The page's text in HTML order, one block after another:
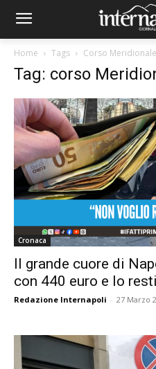
Home Tags Corso Meridionale
Tag: corso
Cronaca
Il grande cuore di
con 440 euro e lo
Redazione Internapoli - 27 Marzo